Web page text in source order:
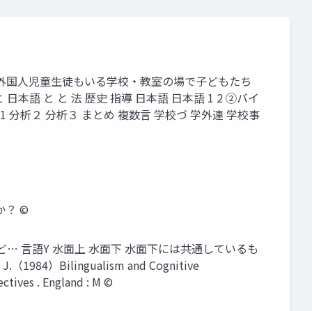
人児童生徒もいる学校・教室の場で子どもたち
本語 と と 法 歴史 指導 日本語 日本語 1 2 ②バイ
析２ 分析３ まとめ 複数言 学校づ 学外連 学校事
？ ©️
言語Y 水面上 水面下 水面下には共通しているも
J.（1984）Bilingualism and Cognitive
. England : M ©️